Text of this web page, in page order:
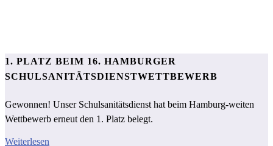
1. PLATZ BEIM 16. HAMBURGER
SCHULSANITÄTSDIENSTWETTBEWERB
Gewonnen! Unser Schulsanitätsdienst hat beim Hamburg-weiten
Wettbewerb erneut den 1. Platz belegt.
Weiterlesen